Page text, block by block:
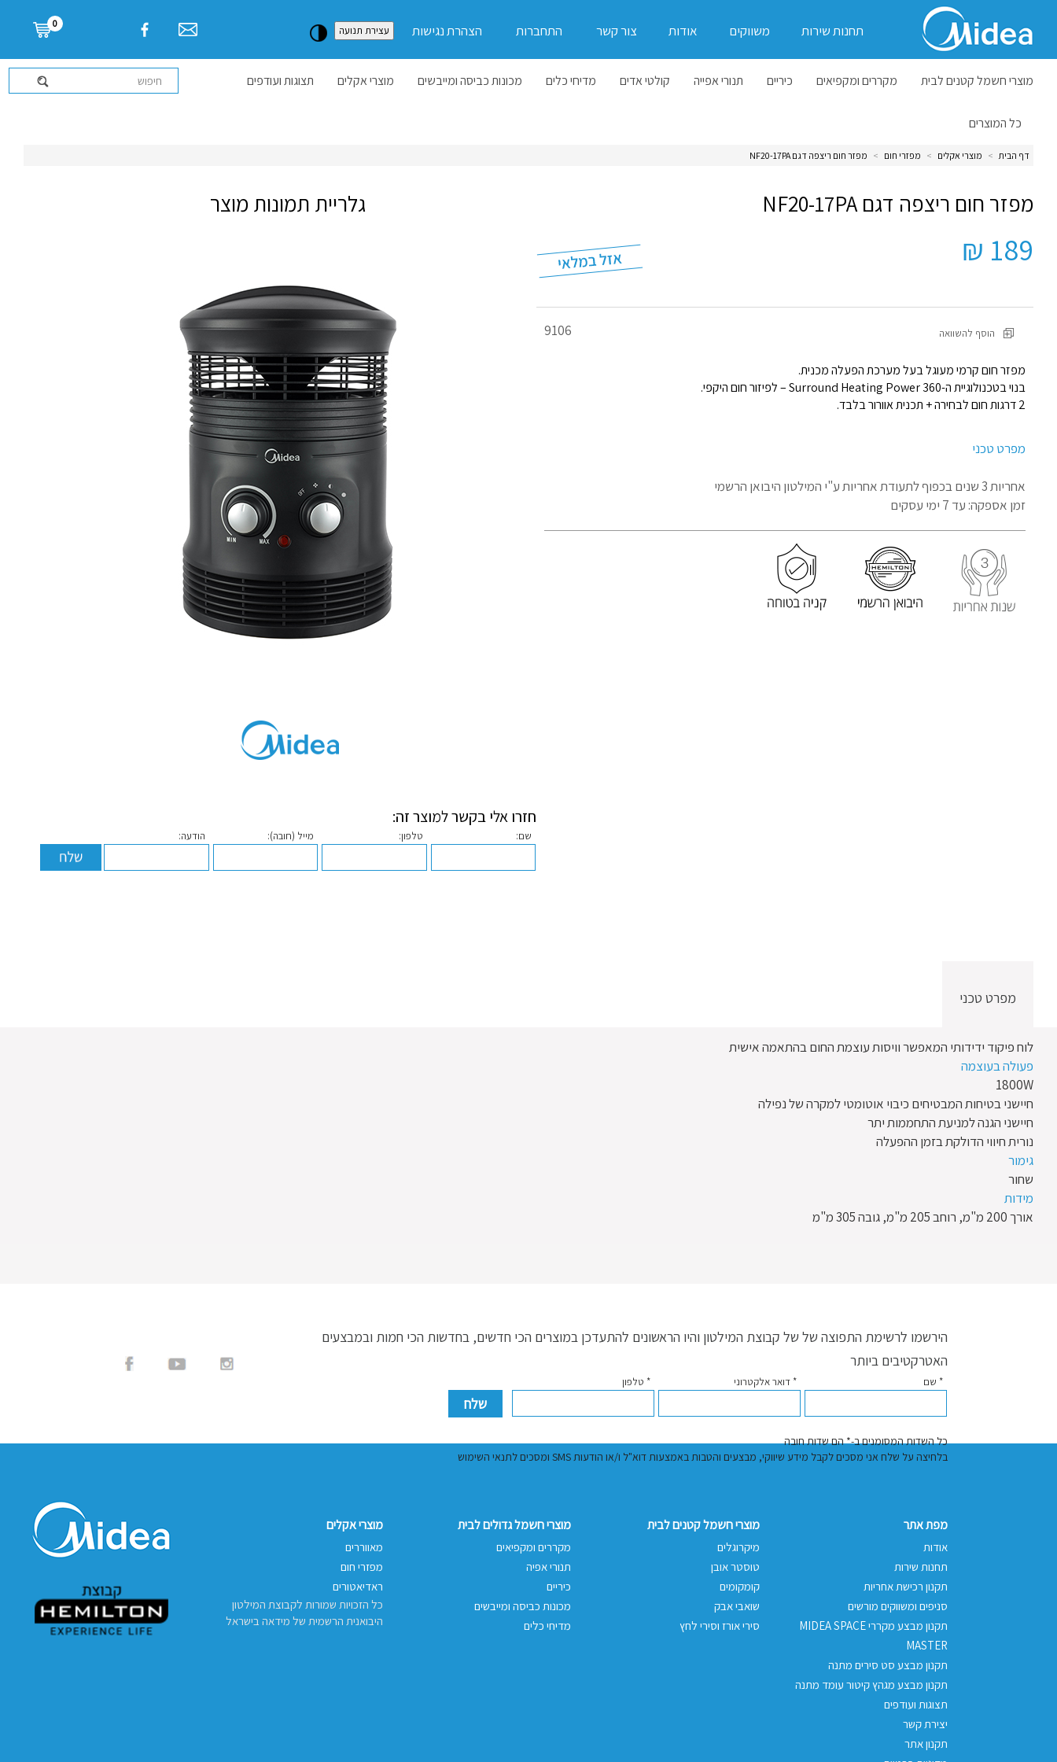
תחנות שירות
משווקים אודות צור קשר התחברות הצהרת נגישות עצירת תנועה
0
מוצרי חשמל קטנים לבית מקררים ומקפיאים כיריים תנורי אפייה קולטי אדים מדיחי כלים מכונות כביסה ומייבשים מוצרי אקלים תצוגות ועודפים
כל המוצרים
דף הבית > מוצרי אקלים > מפזרי חום > מפזר חום ריצפה דגם NF20-17PA
מפזר חום ריצפה דגם NF20-17PA
189 ₪
מק"ט
9106 הוסף להשוואה
מפזר חום קרמי מעוגל בעל מערכת הפעלה מכנית.
בנוי בטכנולוגיית ה-360 Surround Heating Power – לפיזור חום היקפי.
2 דרגות חום לבחירה + תכנית אוורור בלבד.
מפרט טכני
אחריות 3 שנים בכפוף לתעודת אחריות
ע"י המילטון היבואן הרשמי
זמן אספקה: עד 7 ימי עסקים
גלריית תמונות מוצר
חזרו אלי בקשר למוצר זה:
שם: טלפון: מייל (חובה): הודעה:
מפרט טכני
לוח פיקוד ידידותי המאפשר וויסות עוצמת החום בהתאמה אישית
פעולה בעוצמה
1800W
חיישני בטיחות המבטיחים כיבוי אוטומטי למקרה של נפילה
חיישני הגנה למניעת התחממות יתר
נורית חיווי הדולקת בזמן ההפעלה
גימור
שחור
מידות
אורך 200 מ"מ, רוחב 205 מ"מ, גובה 305 מ"מ
הירשמו לרשימת התפוצה של של קבוצת המילטון והיו הראשונים להתעדכן במוצרים הכי חדשים, בחדשות הכי חמות ובמבצעים
האטרקטיבים ביותר
* שם * דואר אלקטרוני * טלפון
כל השדות המסומנים ב-* הם שדות חובה
בלחיצה על שלח אני מסכים לקבל מידע שיווקי, מבצעים והטבות באמצעות דוא"ל ו/או הודעות SMS ומסכים לתנאי השימוש
מפת אתר
אודות
תחנות שירות
תקנון רכישת אחריות
סניפים ומשווקים מורשים
תקנון מבצע מקררי MIDEA SPACE
MASTER
תקנון מבצע סט סירים מתנה
תקנון מבצע מגהץ קיטור עומד מתנה
תצוגות ועודפים
יצירת קשר
תקנון אתר
מוצרי חשמל קטנים לבית
מיקרוגלים
טוסטר אובן
קומקומים
שואבי אבק
סירי אורז וסירי לחץ
מוצרי חשמל גדולים לבית
מקררים ומקפיאים
תנורי אפיה
כיריים
מכונות כביסה ומייבשים
מדיחי כלים
מוצרי אקלים
מאווררים
מפזרי חום
ראדיאטורים
כל הזכויות שמורות לקבוצת המילטון
היבואנית הרשמית של מידאה בישראל